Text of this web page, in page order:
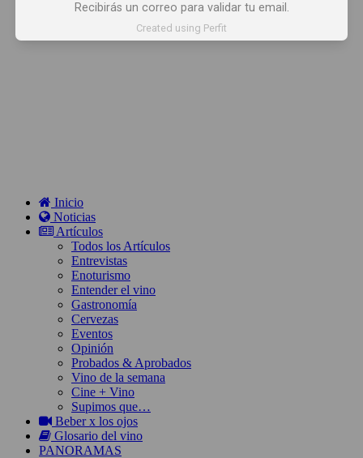
Inicio
Noticias
Artículos
Todos los Artículos
Entrevistas
Enoturismo
Entender el vino
Gastronomía
Cervezas
Eventos
Opinión
Probados & Aprobados
Vino de la semana
Cine + Vino
Supimos que…
Beber x los ojos
Glosario del vino
PANORAMAS
Recibirás un correo para validar tu email.
Created using Perfit